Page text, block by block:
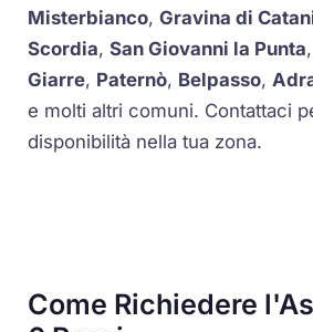
Misterbianco,Gravina di
Scordia,San Giovanni la Punta
Giarre, Paternò, Belpasso,
e molti altri comuni. Contattaci
disponibilità nella tua zona.
Come Richiedere